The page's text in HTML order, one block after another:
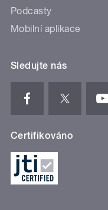
Podcasty
Mobilní aplikace
Sledujte nás
Certifikováno